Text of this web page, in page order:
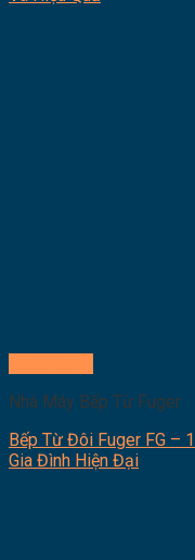
Nhà Máy Bếp Từ Fuger
Bếp Từ Đôi Fuger FG –
Gia Đình Hiện Đại